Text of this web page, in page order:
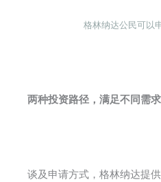
格林纳达公民可以
两种投资路径，满足不同需求
谈及申请方式，格林纳达提